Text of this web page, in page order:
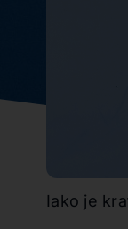
Iako je